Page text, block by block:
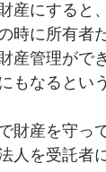
産にすると
時に所有者
産管理がで
もなるとい
産を守っ
人を受託者